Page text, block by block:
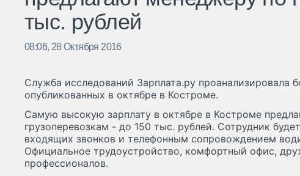
тыс. рублей
08:06, 28 Октября 2016
Служба исследований Зарплата.ру проанализировала
опубликованных в октябре в Костроме.
Самую высокую зарплату в октябре в Костроме
грузоперевозкам - до 150 тыс. рублей. Сотрудник
входящих звонков и телефонным сопровождением
Официальное трудоустройство, комфортный офис,
профессионалов.